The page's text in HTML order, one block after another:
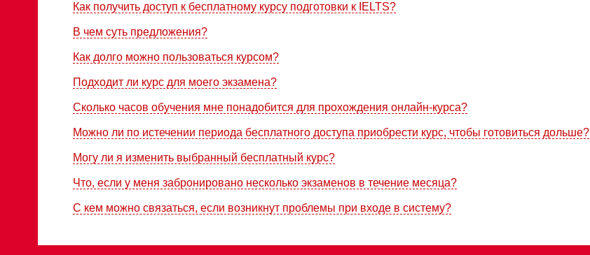
Как получить доступ к бесплатному курсу подготовки к IELTS?
В чем суть предложения?
Как долго можно пользоваться курсом?
Подходит ли курс для моего экзамена?
Сколько часов обучения мне понадобится для прохождения онлайн-курса?
Можно ли по истечении периода бесплатного доступа приобрести курс, чтобы готовиться дольше?
Могу ли я изменить выбранный бесплатный курс?
Что, если у меня забронировано несколько экзаменов в течение месяца?
С кем можно связаться, если возникнут проблемы при входе в систему?